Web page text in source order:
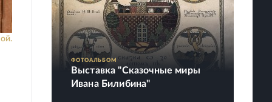
ФОТОАЛЬБОМ
Выставка "Сказочные миры
Ивана Билибина"